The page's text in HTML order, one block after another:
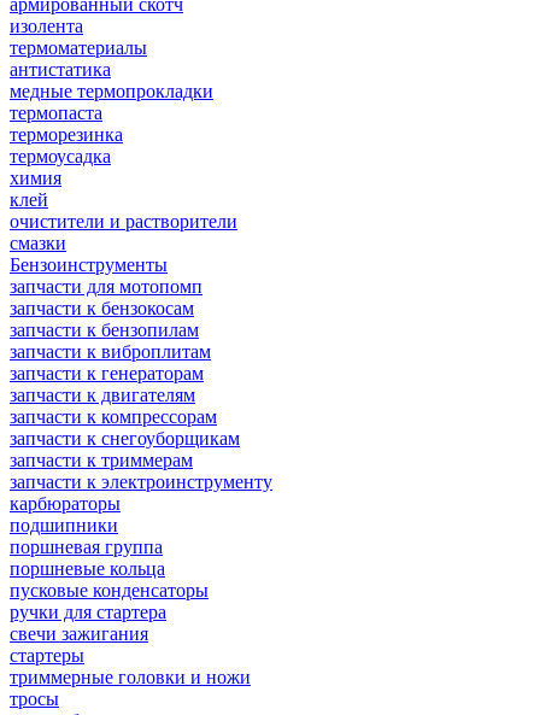
изолента
термоматериалы
антистатика
медные термопрокладки
термопаста
терморезинка
термоусадка
химия
клей
очистители и растворители
смазки
Бензоинструменты
запчасти для мотопомп
запчасти к бензокосам
запчасти к бензопилам
запчасти к виброплитам
запчасти к генераторам
запчасти к двигателям
запчасти к компрессорам
запчасти к снегоуборщикам
запчасти к триммерам
запчасти к электроинструменту
карбюраторы
подшипники
поршневая группа
поршневые кольца
пусковые конденсаторы
ручки для стартера
свечи зажигания
стартеры
триммерные головки и ножи
тросы